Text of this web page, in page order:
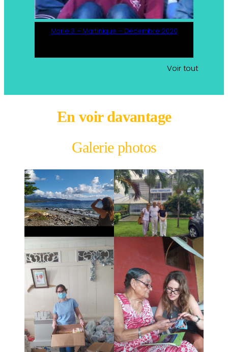
Marie 3 – Martinique – Décembre 2020
Voir tout
En voir davantage
Galerie photos